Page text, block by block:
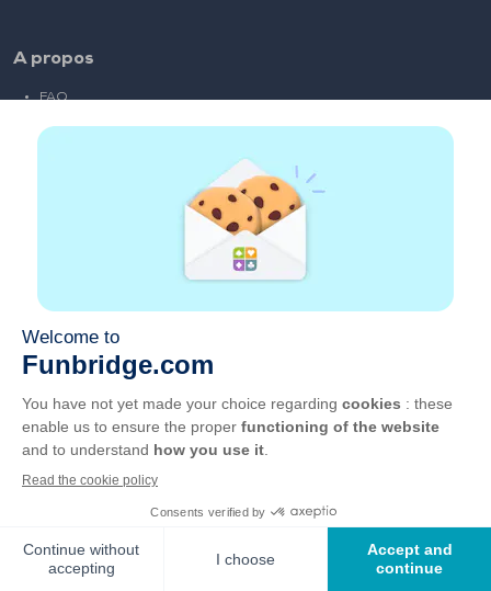
A propos
FAQ
Liens partenaires
CGU
Vie privée
Gérer les cookies
©2026, GOTO Games